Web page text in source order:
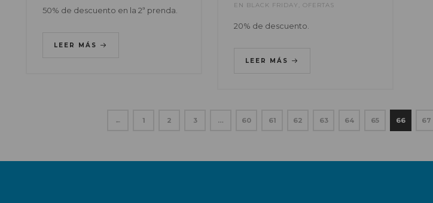
50% de descuento en la 2ª prenda.
LEER MÁS
EN BLACK FRIDAY OFERTAS
20% de descuento.
LEER MÁS
← 1 2 3 … 60 61 62 63 64 65 66 67